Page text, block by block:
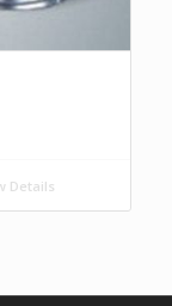
Details